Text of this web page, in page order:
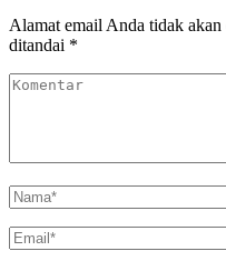
Alamat email Anda tidak
ditandai *